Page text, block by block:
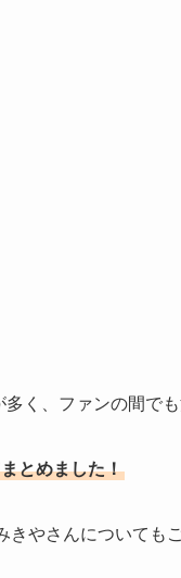
く、ファンの間でも
とめました！
やさんについても